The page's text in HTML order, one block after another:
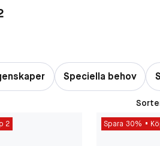
Speciella behov
2 Spara 30%